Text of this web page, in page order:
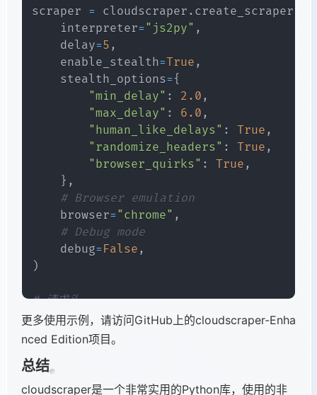
scraper = cloudscraper . create_scraper
    interpreter
= "js2py" ,
    delay
=5 ,
    enable_stealth
=True ,
    stealth_options
= {
"min_delay" : 2.0 ,
"max_delay" : 6.0 ,
"human_like_delays" : True ,
"randomize_headers" : True ,
"browser_quirks" : True ,
} ,
# Browser emulation
    browser
= "chrome" ,
# Debug mode
    debug
= False ,
)
# 请求头
headers
{
'User-Agent'
'Connection': 'keep-alive'
更多使用示例，请访问GitHub上的cloudscraper-Enha
nced Edition项目。
总结
cloudscraper是一个非常实用的Python库，使用的非